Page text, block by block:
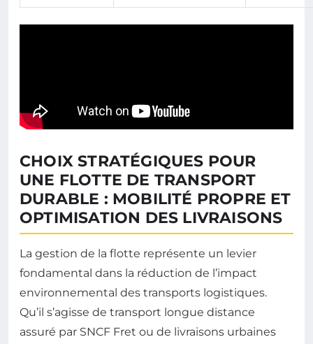
CHOIX STRATÉGIQUES POUR
UNE FLOTTE DE TRANSPORT
DURABLE : MOBILITÉ PROPRE ET
OPTIMISATION DES LIVRAISONS
La gestion de la flotte représente un levier
fondamental dans la réduction de l’impact
environnemental des transports logistiques.
Qu’il s’agisse de transport longue distance
assuré par SNCF Fret ou de livraisons urbaines